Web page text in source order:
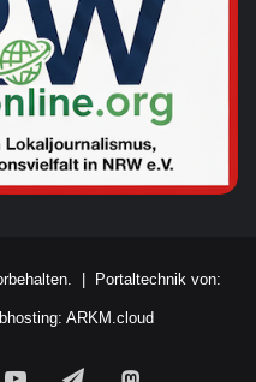
| Portaltechnik von:
ARKM.cloud